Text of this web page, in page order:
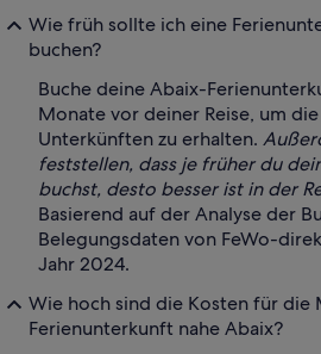
Wie früh sollte ich eine
buchen?
Buche deine Abaix-
Monate vor deiner Reise, um
Unterkünften zu erhalten.
feststellen, dass je früher du
buchst, desto besser ist in der
Basierend auf der Analyse der
Belegungsdaten von FeWo-
Jahr 2024.
Wie hoch sind die Kosten für die
Ferienunterkunft nahe Abaix?